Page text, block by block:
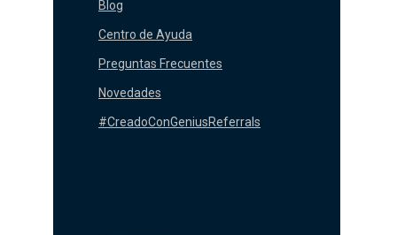
Blog
#CreadoConGeniusReferrals
Novedades
Preguntas Frecuentes
Centro de Ayuda